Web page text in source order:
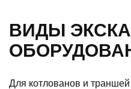
ВИДЫ
Для котлованов и